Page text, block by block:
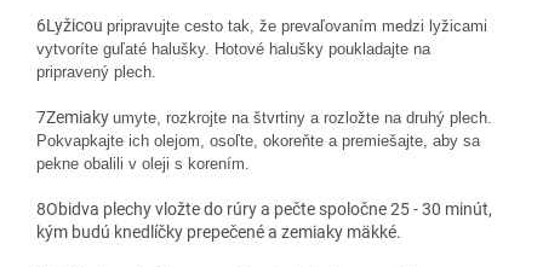
6Lyžicou pripravujte cesto tak, že prevaľovaním medzi lyžicami
vytvoríte guľaté halušky. Hotové halušky poukladajte na
pripravený plech.
7Zemiaky umyte, rozkrojte na štvrtiny a rozložte na druhý plech.
Pokvapkajte ich olejom, osoľte, okoreňte a premiešajte, aby sa
pekne obalili v oleji s korením.
8Obidva plechy vložte do rúry a pečte spoločne 25 - 30 minút,
kým budú knedlíčky prepečené a zemiaky mäkké.